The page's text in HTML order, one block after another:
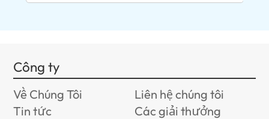
Công ty
Về Chúng Tôi
Liên hệ chúng tôi
Tin tức
Các giải thưởng